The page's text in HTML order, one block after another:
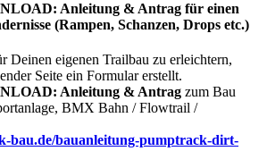
Anleitung & Antrag für einen
(Rampen, Schanzen, Drops etc.)
Deinen eigenen Trailbau zu erleichtern,
Seite ein Formular erstellt.
Anleitung & Antrag zum Bau
BMX Bahn / Flowtrail /
bau.de/bauanleitung-pumptrack-dirt-